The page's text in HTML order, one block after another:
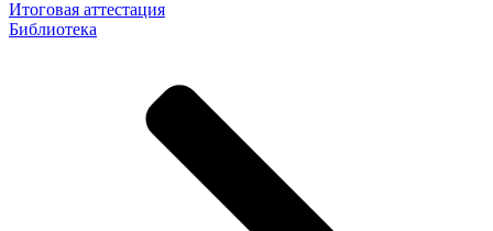
Итоговая аттестация
Библиотека